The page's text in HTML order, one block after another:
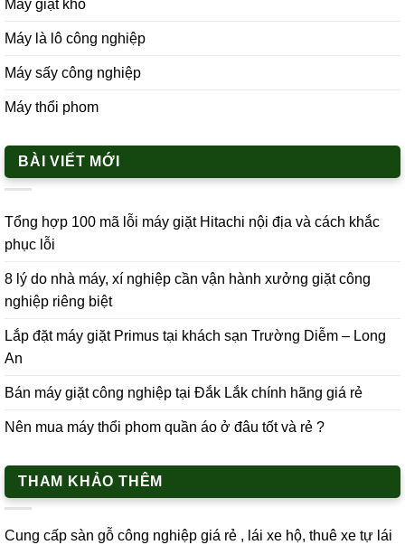
Máy giặt khô
Máy là lô công nghiệp
Máy sấy công nghiệp
Máy thổi phom
BÀI VIẾT MỚI
Tổng hợp 100 mã lỗi máy giặt Hitachi nội địa và cách khắc
phục lỗi
8 lý do nhà máy, xí nghiệp cần vận hành xưởng giặt công
nghiệp riêng biệt
Lắp đặt máy giặt Primus tại khách sạn Trường Diễm – Long
An
Bán máy giặt công nghiệp tại Đắk Lắk chính hãng giá rẻ
Nên mua máy thổi phom quần áo ở đâu tốt và rẻ ?
THAM KHẢO THÊM
Cung cấp sàn gỗ công nghiệp giá rẻ , lái xe hộ, thuê xe tự lái